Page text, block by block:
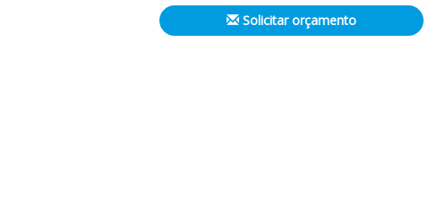
Solicitar orçamento